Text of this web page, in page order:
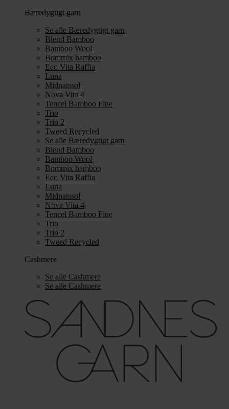
Bæredygtigt garn
Se alle Bæredygtigt garn
Blend Bamboo
Bamboo Wool
Bommix bamboo
Eco Vita Raffia
Luna
Midnatssol
Nova Vita 4
Tencel Bamboo Fine
Trio
Trio 2
Tweed Recycled
Se alle Bæredygtigt garn
Blend Bamboo
Bamboo Wool
Bommix bamboo
Eco Vita Raffia
Luna
Midnatssol
Nova Vita 4
Tencel Bamboo Fine
Trio
Trio 2
Tweed Recycled
Cashmere
Se alle Cashmere
Se alle Cashmere